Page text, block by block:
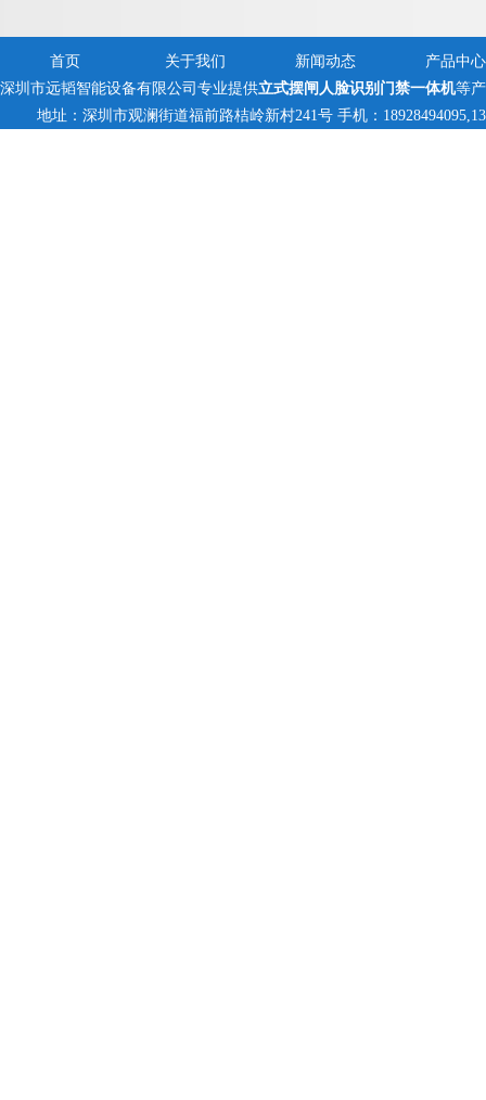
首页 关于我们 新闻动态
产品中心
深圳市远韬智能设备有限公司专业提供立式摆闸人脸识别门禁一体机等
地址：深圳市观澜街道福前路桔岭新村241号 手机：